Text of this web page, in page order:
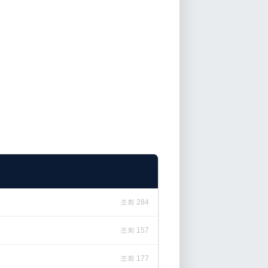
조회 284
조회 157
조회 177